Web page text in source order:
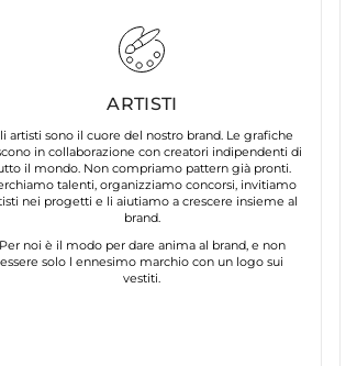
ARTISTI
artisti sono il cuore del nostro brand. Le grafiche
in collaborazione con creatori indipendenti di
il mondo. Non compriamo pattern già pronti.
talenti, organizziamo concorsi, invitiamo
nei progetti e li aiutiamo a crescere insieme al
brand.
Per noi è il modo per dare anima al brand, e non
essere solo l ennesimo marchio con un logo sui
vestiti.